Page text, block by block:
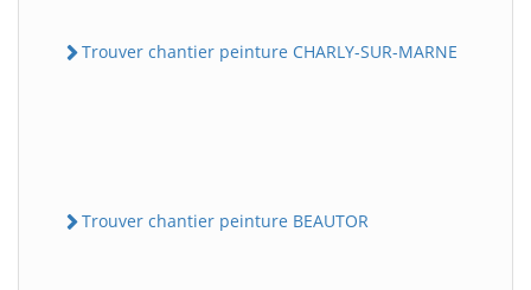
Trouver chantier peinture CHARLY-SUR-MARNE
Trouver chantier peinture BEAUTOR